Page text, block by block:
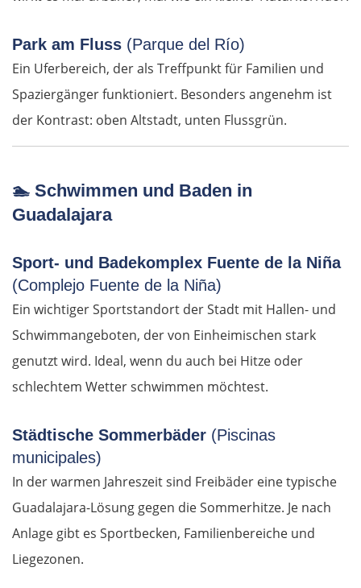
Park am Fluss (Parque del Río)
Ein Uferbereich, der als Treffpunkt für Familien und
Spaziergänger funktioniert. Besonders angenehm ist
der Kontrast: oben Altstadt, unten Flussgrün.
🏊 Schwimmen und Baden in
Guadalajara
Sport- und Badekomplex Fuente de la Niña
(Complejo Fuente de la Niña)
Ein wichtiger Sportstandort der Stadt mit Hallen- und
Schwimmangeboten, der von Einheimischen stark
genutzt wird. Ideal, wenn du auch bei Hitze oder
schlechtem Wetter schwimmen möchtest.
Städtische Sommerbäder (Piscinas
municipales)
In der warmen Jahreszeit sind Freibäder eine typische
Guadalajara-Lösung gegen die Sommerhitze. Je nach
Anlage gibt es Sportbecken, Familienbereiche und
Liegezonen.
Polykastro
Bulgarien West
Petritsch
Blagoewgrad
Montana
Widin
Rumänien West
Târgu Jiu
Petroșani
Diemrich